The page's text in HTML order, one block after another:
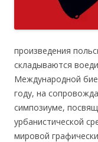
произведения
складываются
Международной
году, на
симпозиуме,
урбанистической
мировой